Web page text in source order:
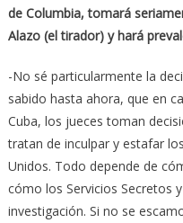
de Columbia, tomará
Alazo (el tirador) y hará
-No sé particularmente la
sabido hasta ahora, que en
Cuba, los jueces toman
tratan de inculpar y estafar
Unidos. Todo depende de
cómo los Servicios Secretos
investigación. Si no se